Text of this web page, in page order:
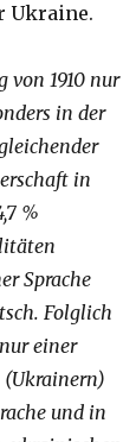
Ukraine.
von 1910 nur
in der
in
%
Sprache
Folglich
einer
und in